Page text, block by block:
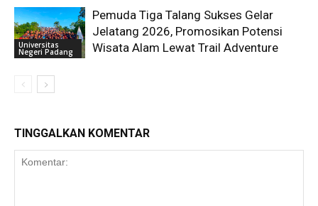
Universitas
Negeri Padang
Pemuda Tiga Talang Sukses Gelar
Jelatang 2026, Promosikan Potensi
Wisata Alam Lewat Trail Adventure
TINGGALKAN KOMENTAR